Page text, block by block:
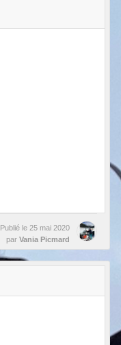
Publié le 25 mai 2020
par Vania Picmard